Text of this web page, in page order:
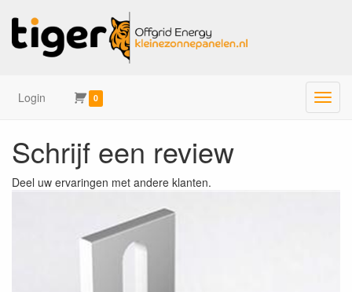
Login 0 Menu
Schrijf een review
Deel uw ervaringen met andere klanten.